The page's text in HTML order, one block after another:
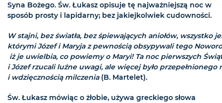
Syna Bożego. Św. Łukasz opisuje tę najważniejszą noc w
sposób prosty i lapidarny; bez jakiejkolwiek cudowności.
W stajni, bez światła, bez śpiewających aniołów,
którymi Józef i Maryja z pewnością obsypywali tego
iż je uwielbia, co powiemy o Maryi! Ta noc pierwszych
i Józef rzucali luźne uwagi, ale więcej było przepełnionego
i wdzięcznością milczenia(B. Martelet).
Św. Łukasz mówiąc o żłobie, używa greckiego słowa